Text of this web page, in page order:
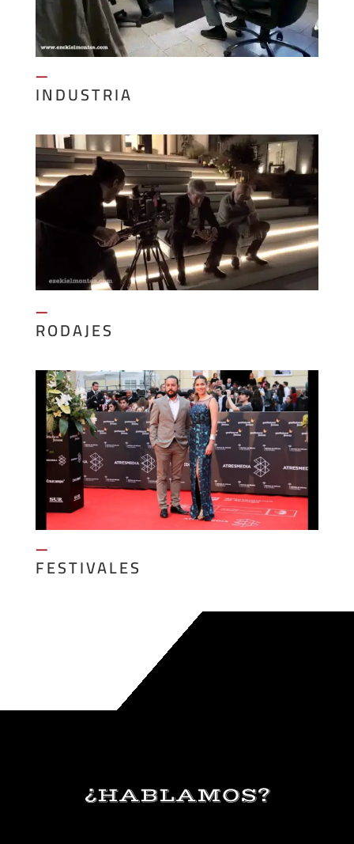
—
INDUSTRIA
—
RODAJES
—
FESTIVALES
¿HABLAMOS?